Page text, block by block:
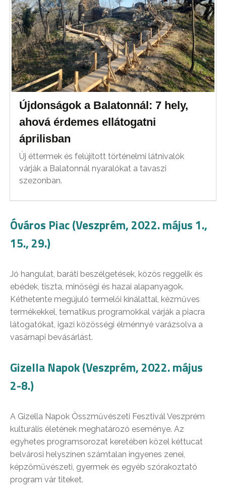
Újdonságok a Balatonnál: 7 hely,
ahová érdemes ellátogatni
áprilisban
Új éttermek és felújított történelmi látnivalók
várják a Balatonnál nyaralókat a tavaszi
szezonban.
Óváros Piac (Veszprém, 2022. május 1.,
15., 29.)
Jó hangulat, baráti beszélgetések, közös reggelik és
ebédek, tiszta, minőségi és hazai alapanyagok.
Kéthetente megújuló termelői kínálattal, kézműves
termékekkel, tematikus programokkal várják a piacra
látogatókat, igazi közösségi élménnyé varázsolva a
vasárnapi bevásárlást.
Gizella Napok (Veszprém, 2022. május
2-8.)
A Gizella Napok Összművészeti Fesztivál Veszprém
kulturális életének meghatározó eseménye. Az
egyhetes programsorozat keretében közel kéttucat
belvárosi helyszínen számtalan ingyenes zenei,
képzőművészeti, gyermek és egyéb szórakoztató
program vár titeket.